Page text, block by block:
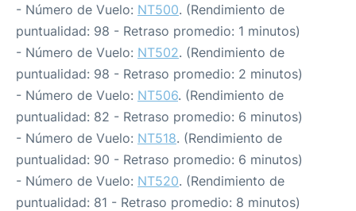
- Número de Vuelo: NT500. (Rendimiento de
puntualidad: 98 - Retraso promedio: 1 minutos)
- Número de Vuelo: NT502. (Rendimiento de
puntualidad: 98 - Retraso promedio: 2 minutos)
- Número de Vuelo: NT506. (Rendimiento de
puntualidad: 82 - Retraso promedio: 6 minutos)
- Número de Vuelo: NT518. (Rendimiento de
puntualidad: 90 - Retraso promedio: 6 minutos)
- Número de Vuelo: NT520. (Rendimiento de
puntualidad: 81 - Retraso promedio: 8 minutos)